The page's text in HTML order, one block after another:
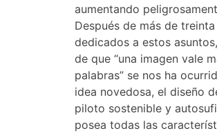
aumentando
Después de más de
dedicados a estos
de que “una imagen vale
palabras” se nos ha
idea novedosa, el diseño
piloto sostenible y
posea todas las